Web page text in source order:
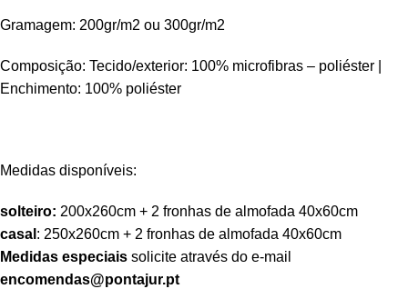
Gramagem: 200gr/m2 ou 300gr/m2
Composição: Tecido/exterior: 100% microfibras – poliéster |
Enchimento: 100% poliéster
Medidas disponíveis:
solteiro: 200x260cm + 2 fronhas de almofada 40x60cm
casal : 250x260cm + 2 fronhas de almofada 40x60cm
Medidas especiais solicite através do e-mail
encomendas@pontajur.pt